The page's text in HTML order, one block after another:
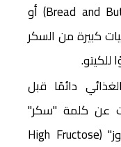
"مخلل الخبز والزبدة" (Bread and Butter pickles) أو
كبيرة من السكر
للكيتو.
دائمًا قبل
عن كلمة "سكر"
(Sugar)، "شراب الذرة عالي الفركتوز" (High Fructose